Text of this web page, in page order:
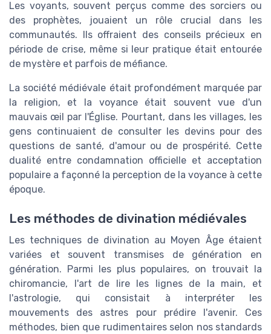
Les voyants, souvent perçus comme des sorciers ou
des prophètes, jouaient un rôle crucial dans les
communautés. Ils offraient des conseils précieux en
période de crise, même si leur pratique était entourée
de mystère et parfois de méfiance.
La société médiévale était profondément marquée par
la religion, et la voyance était souvent vue d'un
mauvais œil par l'Église. Pourtant, dans les villages, les
gens continuaient de consulter les devins pour des
questions de santé, d'amour ou de prospérité. Cette
dualité entre condamnation officielle et acceptation
populaire a façonné la perception de la voyance à cette
époque.
Les méthodes de divination médiévales
Les techniques de divination au Moyen Âge étaient
variées et souvent transmises de génération en
génération. Parmi les plus populaires, on trouvait la
chiromancie, l'art de lire les lignes de la main, et
l'astrologie, qui consistait à interpréter les
mouvements des astres pour prédire l'avenir. Ces
méthodes, bien que rudimentaires selon nos standards